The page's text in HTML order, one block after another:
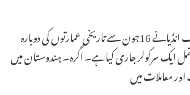
آرکیالوجیکل سروے آف انڈیانے 16جون سے تاریخی عمارتوں کی دوبارہ
ایک سرکولر جاری کیاہے۔ اگرہ۔ ہندوستان میں
معاملات میں